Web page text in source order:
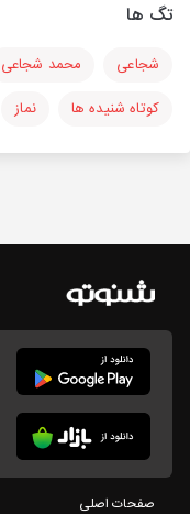
تگ ها
شجاعی محمد شجاعی
کوتاه شنیده ها
نماز
صفحات اصلی